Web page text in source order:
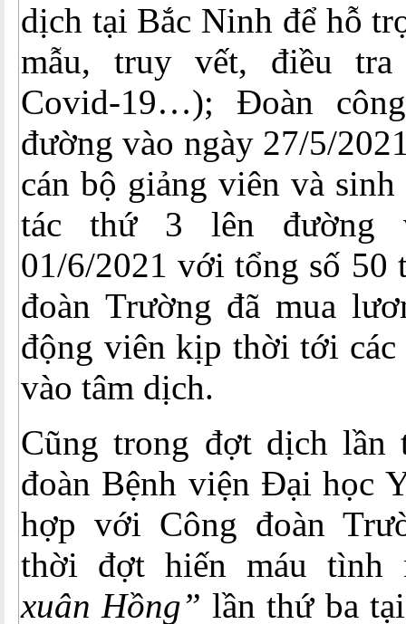
dịch tại Bắc Ninh để hỗ
mẫu, truy vết, điều
Covid-19…); Đoàn
đường vào ngày 27/5/
cán bộ giảng viên và
tác thứ 3 lên đường
01/6/2021 với tổng số 50
đoàn Trường đã mua
động viên kịp thời tới các
vào tâm dịch.
Cũng trong đợt dịch lần
đoàn Bệnh viện Đại học
hợp với Công đoàn
thời đợt hiến máu tình
xuân Hồng” lần thứ ba